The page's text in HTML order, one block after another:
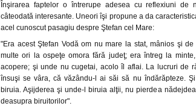
Înşirarea faptelor o întrerupe adesea cu reflexiuni de
câteodată interesante. Uneori îşi propune a da
acel cunoscut pasagiu despre Ştefan cel Mare:
"Era acest Ştefan Vodă om nu mare la stat, mânios şi
multe ori la ospeţe omora fără judeţ; era întreg la
acopere; şi unde nu cugetai, acolo îl aflai. La lucruri de
însuşi se vâra, că văzându-l ai săi să nu îndărăpteze.
biruia. Aşijderea şi unde-l biruia alţii, nu pierdea
deasupra biruitorilor".